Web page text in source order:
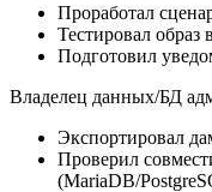
Проработал
Тестировал образ
Подготовил
Владелец данных/БД
Экспортировал
Проверил
(MariaDB/